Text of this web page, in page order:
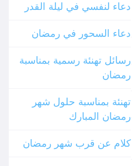
دعاء لنفسي في ليلة القدر
دعاء السحور في رمضان
رسائل تهنئة رسمية بمناسبة
رمضان
تهنئة بمناسبة حلول شهر
رمضان المبارك
كلام عن قرب شهر رمضان